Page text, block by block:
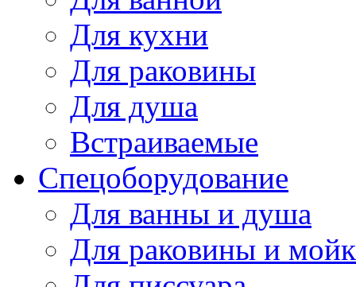
Для кухни
Для раковины
Для душа
Встраиваемые
Спецоборудование
Для ванны и душа
Для раковины и